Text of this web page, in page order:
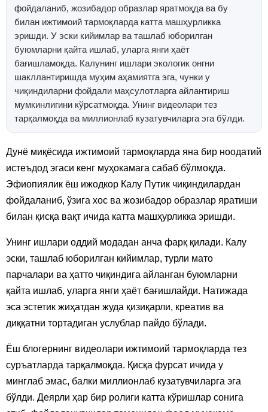
фойдаланиб, жозибадор образлар яратмоқда ва бу
билан ижтимоий тармоқларда катта машҳурликка
эришди. У эски кийимлар ва ташлаб юборилган
буюмларни қайта ишлаб, уларга янги ҳаёт
бағишламоқда. Калунинг ишлари экологик онгни
шакллантиришда муҳим аҳамиятга эга, чунки у
чиқиндиларни фойдали маҳсулотларга айлантириш
мумкинлигини кўрсатмоқда. Унинг видеолари тез
тарқалмоқда ва миллионлаб кузатувчиларга эга бўлди.
Дунё миқёсида ижтимоий тармоқларда яна бир ноодатий
истеъдод эгаси кенг муҳокамага сабаб бўлмоқда.
Эфиопиялик ёш ижодкор Калу Путик чиқиндилардан
фойдаланиб, ўзига хос ва жозибадор образлар яратиши
билан қисқа вақт ичида катта машҳурликка эришди.
Унинг ишлари оддий модадан анча фарқ қилади. Калу
эски, ташлаб юборилган кийимлар, турли мато
парчалари ва ҳатто чиқиндига айланган буюмларни
қайта ишлаб, уларга янги ҳаёт бағишлайди. Натижада
эса эстетик жиҳатдан жуда қизиқарли, креатив ва
диққатни тортадиган услублар пайдо бўлади.
Ёш блогернинг видеолари ижтимоий тармоқларда тез
суръатларда тарқалмоқда. Қисқа фурсат ичида у
минглаб эмас, балки миллионлаб кузатувчиларга эга
бўлди. Деярли ҳар бир ролиги катта кўришлар сонига